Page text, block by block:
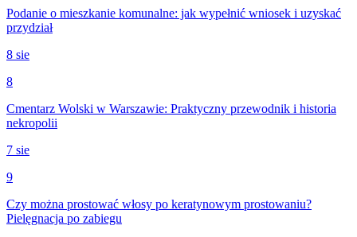
Podanie o mieszkanie komunalne: jak wypełnić wniosek i uzyskać
przydział
8 sie
8
Cmentarz Wolski w Warszawie: Praktyczny przewodnik i historia
nekropolii
7 sie
9
Czy można prostować włosy po keratynowym prostowaniu?
Pielęgnacja po zabiegu